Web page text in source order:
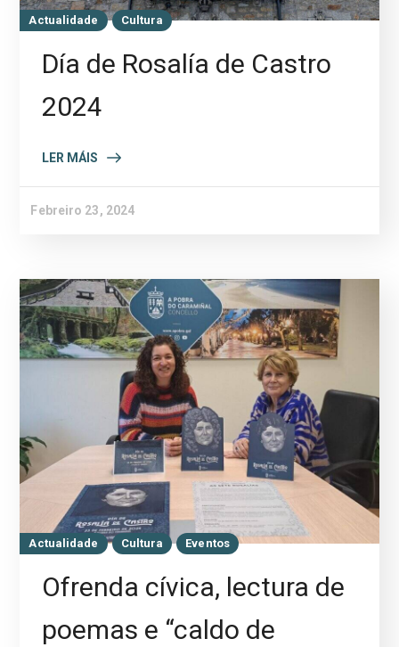
Actualidade Cultura
Día de Rosalía de Castro
2024
LER MÁIS
Febreiro 23, 2024
Actualidade Cultura Eventos
Ofrenda cívica, lectura de
poemas e “caldo de